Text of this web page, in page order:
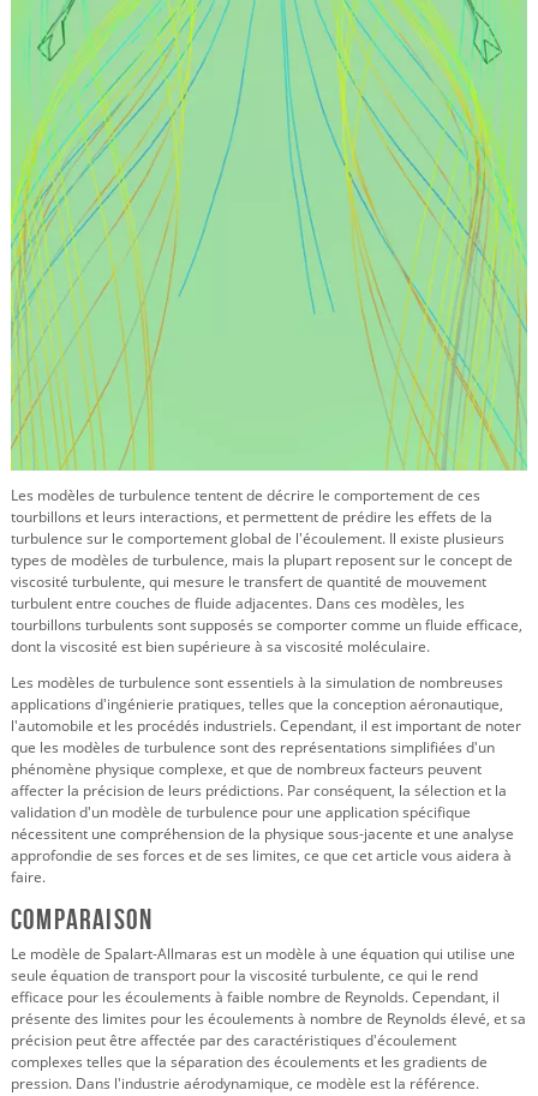
Les modèles de turbulence tentent de décrire le comportement de ces
tourbillons et leurs interactions, et permettent de prédire les effets de la
turbulence sur le comportement global de l'écoulement. Il existe plusieurs
types de modèles de turbulence, mais la plupart reposent sur le concept de
viscosité turbulente, qui mesure le transfert de quantité de mouvement
turbulent entre couches de fluide adjacentes. Dans ces modèles, les
tourbillons turbulents sont supposés se comporter comme un fluide efficace,
dont la viscosité est bien supérieure à sa viscosité moléculaire.
Les modèles de turbulence sont essentiels à la simulation de nombreuses
applications d'ingénierie pratiques, telles que la conception aéronautique,
l'automobile et les procédés industriels. Cependant, il est important de noter
que les modèles de turbulence sont des représentations simplifiées d'un
phénomène physique complexe, et que de nombreux facteurs peuvent
affecter la précision de leurs prédictions. Par conséquent, la sélection et la
validation d'un modèle de turbulence pour une application spécifique
nécessitent une compréhension de la physique sous-jacente et une analyse
approfondie de ses forces et de ses limites, ce que cet article vous aidera à
faire.
Comparaison
Le modèle de Spalart-Allmaras est un modèle à une équation qui utilise une
seule équation de transport pour la viscosité turbulente, ce qui le rend
efficace pour les écoulements à faible nombre de Reynolds. Cependant, il
présente des limites pour les écoulements à nombre de Reynolds élevé, et sa
précision peut être affectée par des caractéristiques d'écoulement
complexes telles que la séparation des écoulements et les gradients de
pression. Dans l'industrie aérodynamique, ce modèle est la référence.